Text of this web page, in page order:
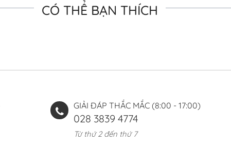
CÓ THỂ BẠN THÍCH
GIẢI ĐÁP THẮC MẮC (8:00 - 17:00)
028 3839 4774
Từ thứ 2 đến thứ 7